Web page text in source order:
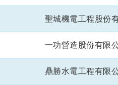
聖城機電工程股份
一功營造股份有限
鼎勝水電工程有限